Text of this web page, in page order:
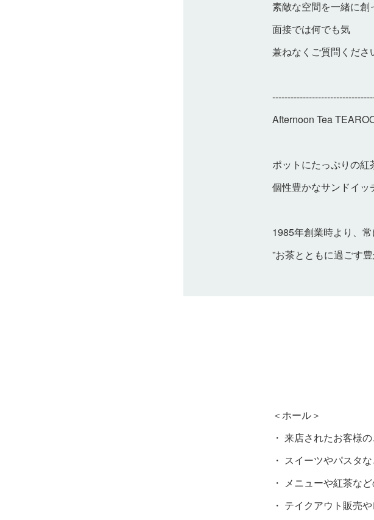
素敵な空間を一緒に
面接では何でも気
兼ねなくご質問くださ
Afternoon Tea
ポットにたっぷりの紅
個性豊かなサンドイ
1985年創業時より、
”お茶とともに過ごす
＜ホール＞
・ 来店されたお客様
・ スイーツやパスタ
・ メニューや紅茶な
・ テイクアウト販売